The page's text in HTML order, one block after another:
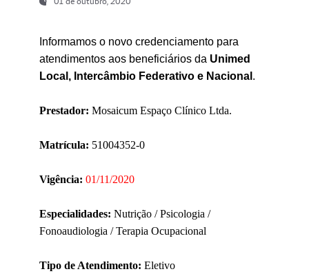
Informamos o novo credenciamento para
atendimentos aos beneficiários da Unimed
Local, Intercâmbio Federativo e Nacional .
Prestador: Mosaicum Espaço Clínico Ltda.
Matrícula: 51004352-0
Vigência: 01/11/2020
Especialidades: Nutrição / Psicologia /
Fonoaudiologia / Terapia Ocupacional
Tipo de Atendimento: Eletivo